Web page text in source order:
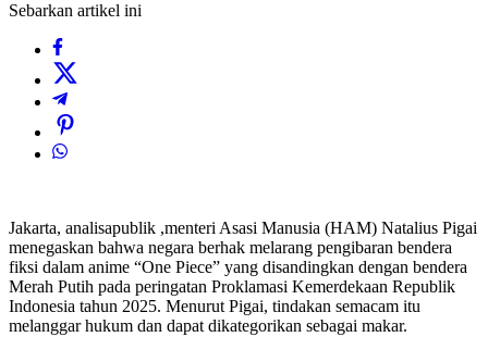
Sebarkan artikel ini
Jakarta, analisapublik ,menteri Asasi Manusia (HAM) Natalius Pigai
menegaskan bahwa negara berhak melarang pengibaran bendera
fiksi dalam anime “One Piece” yang disandingkan dengan bendera
Merah Putih pada peringatan Proklamasi Kemerdekaan Republik
Indonesia tahun 2025. Menurut Pigai, tindakan semacam itu
melanggar hukum dan dapat dikategorikan sebagai makar.